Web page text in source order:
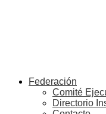
Federación
Comité
Directorio